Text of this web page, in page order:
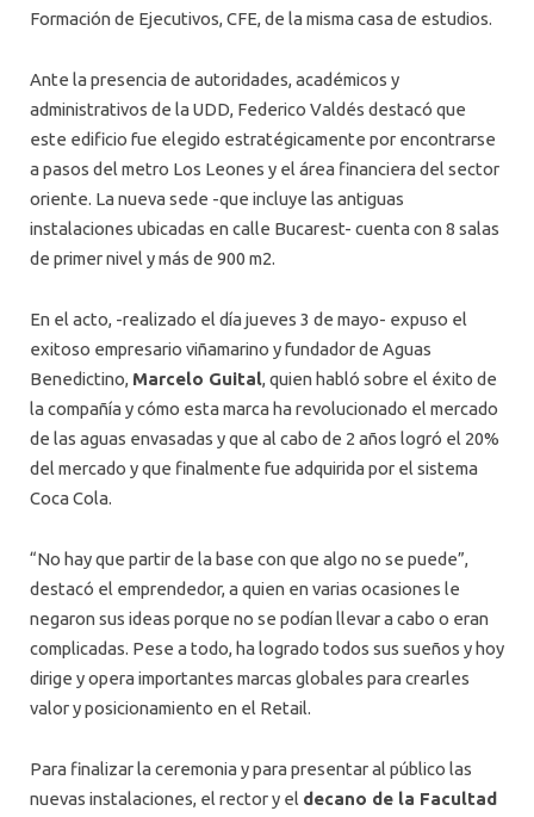
Formación de Ejecutivos, CFE, de la misma casa de estudios.
Ante la presencia de autoridades, académicos y
administrativos de la UDD, Federico Valdés destacó que
este edificio fue elegido estratégicamente por encontrarse
a pasos del metro Los Leones y el área financiera del sector
oriente. La nueva sede -que incluye las antiguas
instalaciones ubicadas en calle Bucarest- cuenta con 8 salas
de primer nivel y más de 900 m2.
En el acto, -realizado el día jueves 3 de mayo- expuso el
exitoso empresario viñamarino y fundador de Aguas
Benedictino, Marcelo Guital, quien habló sobre el éxito de
la compañía y cómo esta marca ha revolucionado el mercado
de las aguas envasadas y que al cabo de 2 años logró el 20%
del mercado y que finalmente fue adquirida por el sistema
Coca Cola.
“No hay que partir de la base con que algo no se puede”,
destacó el emprendedor, a quien en varias ocasiones le
negaron sus ideas porque no se podían llevar a cabo o eran
complicadas. Pese a todo, ha logrado todos sus sueños y hoy
dirige y opera importantes marcas globales para crearles
valor y posicionamiento en el Retail.
Para finalizar la ceremonia y para presentar al público las
nuevas instalaciones, el rector y el decano de la Facultad